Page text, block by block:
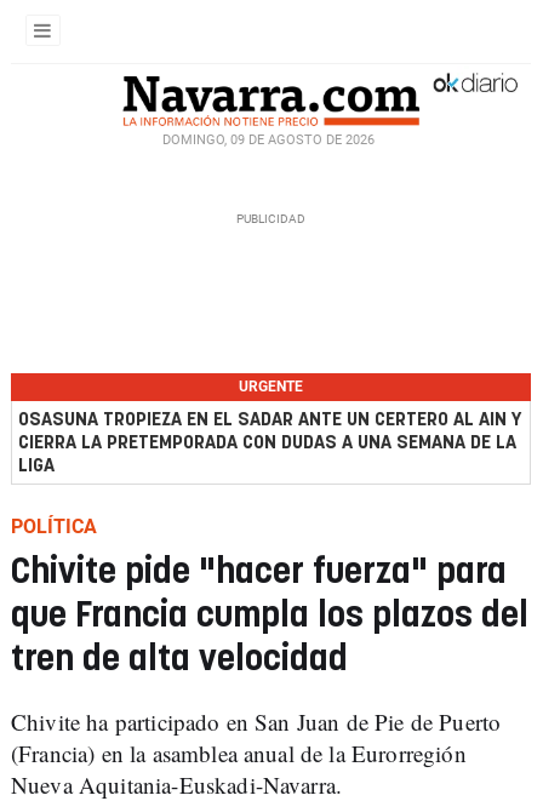
DOMINGO, 09 DE AGOSTO DE 2026
URGENTE
OSASUNA TROPIEZA EN EL SADAR ANTE UN CERTERO AL AIN Y
CIERRA LA PRETEMPORADA CON DUDAS A UNA SEMANA DE LA
LIGA
POLÍTICA
Chivite pide "hacer fuerza" para
que Francia cumpla los plazos del
tren de alta velocidad
Chivite ha participado en San Juan de Pie de Puerto
(Francia) en la asamblea anual de la Eurorregión
Nueva Aquitania-Euskadi-Navarra.